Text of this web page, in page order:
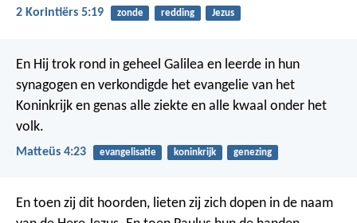
2 Korintiërs 5:19 zonde redding Jezus
En Hij trok rond in geheel Galilea en leerde in hun
synagogen en verkondigde het evangelie van het
Koninkrijk en genas alle ziekte en alle kwaal onder het
volk.
Matteüs 4:23 evangelisatie koninkrijk genezing
En toen zij dit hoorden, lieten zij zich dopen in de naam